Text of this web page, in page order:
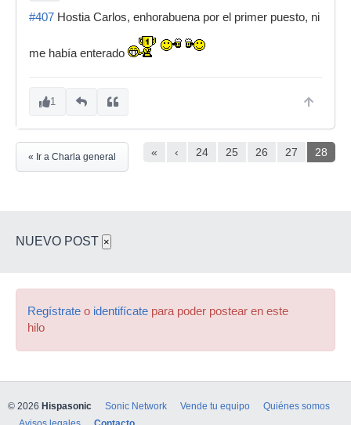
#407 Hostia Carlos, enhorabuena por el primer puesto, ni
me había enterado
1
« ‹ 24 25 26 27 28
« Ir a Charla general
NUEVO POST ×
Regístrate o identifícate para poder postear en este
hilo
© 2026 Hispasonic Sonic Network Vende tu equipo
Quiénes somos